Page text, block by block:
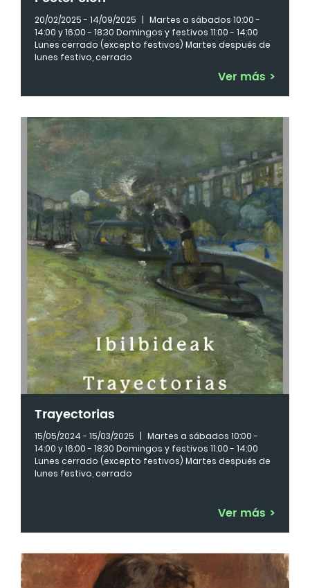
20/02/2025 - 14/09/2025 | Martes a sábados 10:00 -
14:00 y 16:00 - 18:30 Domingos y festivos 11:00 - 14:00
Lunes cerrado (excepto festivos) Martes después de
lunes festivo, cerrado
Ver más >
Trayectorias
15/05/2024 - 15/03/2025 | Martes a sábados 10:00 -
14:00 y 16:00 - 18:30 Domingos y festivos 11:00 - 14:00
Lunes cerrado (excepto festivos) Martes después de
lunes festivo, cerrado
Ver más >